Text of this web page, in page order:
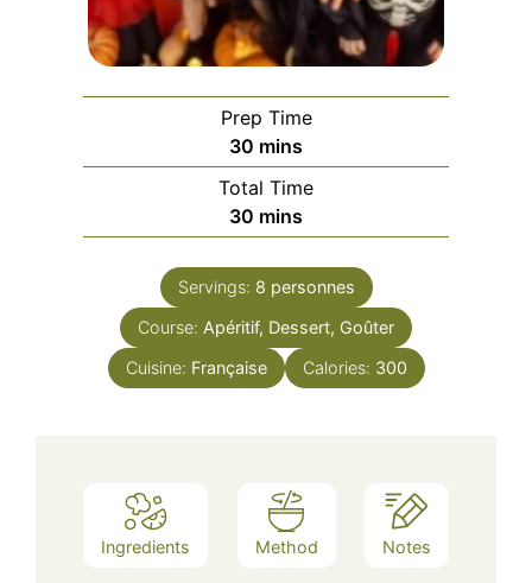
Prep Time
30 minutes
mins
Total Time
30 minutes
mins
Servings: 8 personnes
Course: Apéritif, Dessert, Goûter
Cuisine: Française Calories: 300
Ingredients Method Notes